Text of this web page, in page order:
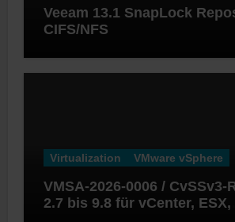
Veeam 13.1 SnapLock
CIFS/NFS
Virtualization VMware vSphere
VMSA-2026-0006 / CvSSv3-
2.7 bis 9.8 für vCenter, ESX,